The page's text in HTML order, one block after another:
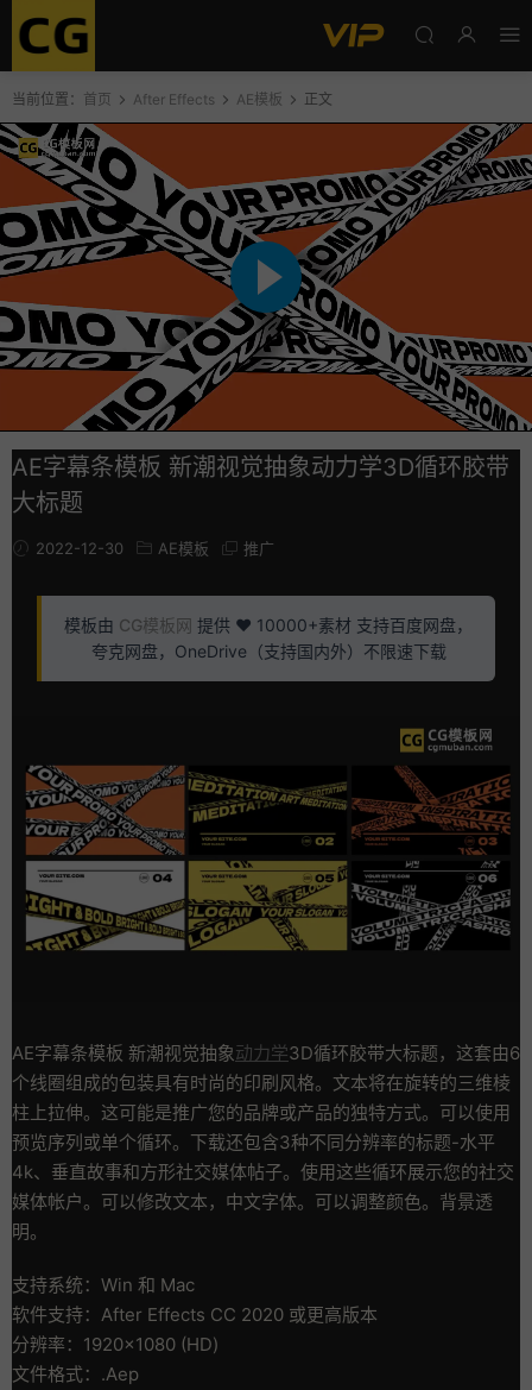
当前位置： 首页 After Effects AE模板 正文
AE字幕条模板 新潮视觉抽象动力学3D循环胶带
大标题
2022-12-30 AE模板 推广
模板由 CG模板网 提供 ❤️ 10000+素材 支持百度网盘，
夸克网盘，OneDrive（支持国内外）不限速下载
AE字幕条模板 新潮视觉抽象动力学3D循环胶带大标题，这套由6
个线圈组成的包装具有时尚的印刷风格。文本将在旋转的三维棱
柱上拉伸。这可能是推广您的品牌或产品的独特方式。可以使用
预览序列或单个循环。下载还包含3种不同分辨率的标题-水平
4k、垂直故事和方形社交媒体帖子。使用这些循环展示您的社交
媒体帐户。可以修改文本，中文字体。可以调整颜色。背景透
明。
支持系统：Win 和 Mac
软件支持：After Effects CC 2020 或更高版本
分辨率：1920×1080 (HD)
文件格式：.Aep